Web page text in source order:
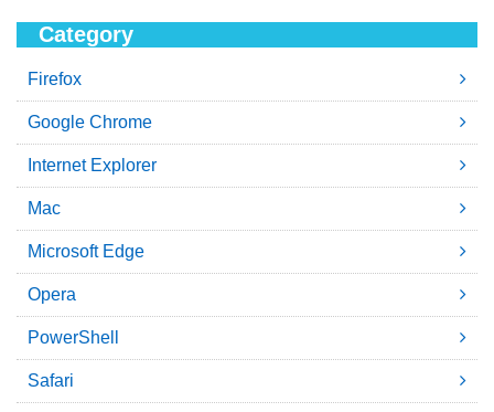
Category
Firefox
Google Chrome
Internet Explorer
Mac
Microsoft Edge
Opera
PowerShell
Safari